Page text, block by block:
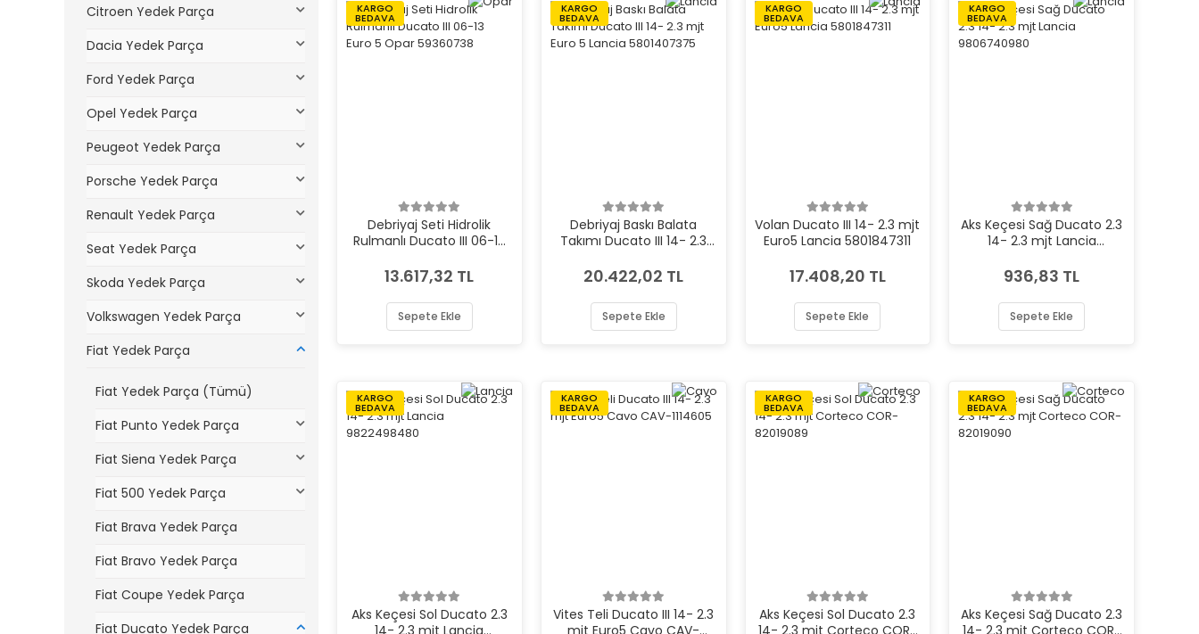
Citroen Yedek Parça
Dacia Yedek Parça
Ford Yedek Parça
Opel Yedek Parça
Peugeot Yedek Parça
Porsche Yedek Parça
Renault Yedek Parça
Seat Yedek Parça
Skoda Yedek Parça
Volkswagen Yedek Parça
Fiat Yedek Parça
Fiat Yedek Parça (Tümü)
Fiat Punto Yedek Parça
Fiat Siena Yedek Parça
Fiat 500 Yedek Parça
Fiat Brava Yedek Parça
Fiat Bravo Yedek Parça
Fiat Coupe Yedek Parça
Fiat Ducato Yedek Parça
KARGO
BEDAVA
Debriyaj Seti Hidrolik
Rulmanlı Ducato III 06-13
13.617,32 TL
Sepete Ekle
KARGO
BEDAVA
Debriyaj Baskı Balata
Takımı Ducato III 14- 2.3
5801407375
20.422,02 TL
Sepete Ekle
KARGO
BEDAVA
Volan Ducato III 14- 2.3 mjt
Euro5 Lancia 5801847311
17.408,20 TL
Sepete Ekle
KARGO
BEDAVA
Aks Keçesi Sağ Ducato 2.3
14- 2.3 mjt Lancia
936,83 TL
Sepete Ekle
KARGO
BEDAVA
Aks Keçesi Sol Ducato 2.3
14- 2.3 mjt Lancia
KARGO
BEDAVA
Vites Teli Ducato III 14- 2.3
mjt Euro5 Cavo CAV-
KARGO
BEDAVA
Aks Keçesi Sol Ducato 2.3
14- 2.3 mjt Corteco COR-
KARGO
BEDAVA
Aks Keçesi Sağ Ducato 2.3
14- 2.3 mjt Corteco COR-